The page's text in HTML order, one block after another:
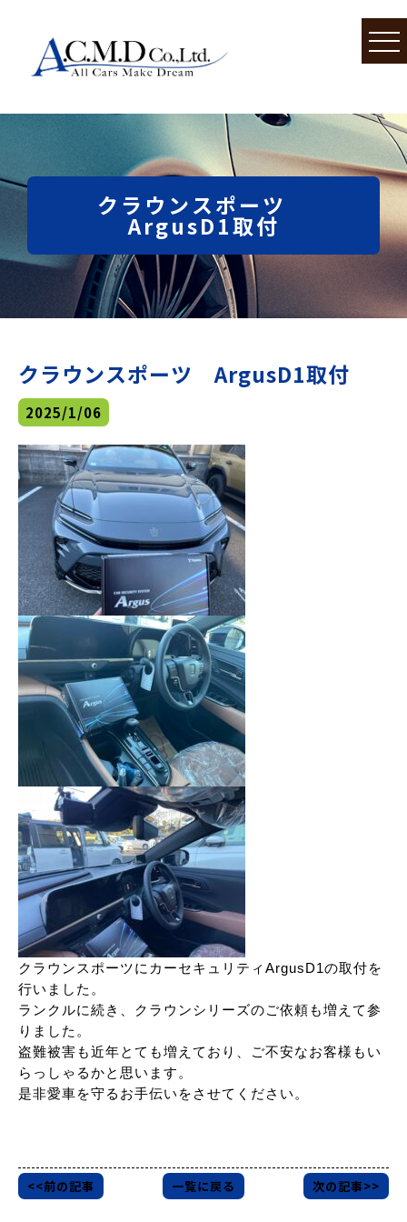
クラウンスポーツ
ArgusD1取付
クラウンスポーツ ArgusD1取付
2025/1/06
クラウンスポーツにカーセキュリティArgusD1の取付を
行いました。
ランクルに続き、クラウンシリーズのご依頼も増えて参
りました。
盗難被害も近年とても増えており、ご不安なお客様もい
らっしゃるかと思います。
是非愛車を守るお手伝いをさせてください。
<<前の記事 一覧に戻る 次の記事>>